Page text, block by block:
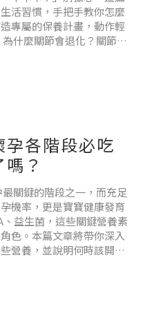
活習慣，手把手教你怎麼
專屬的保養計畫，動作輕
什麼關節會退化？關節可
始卡卡的，走路會痛，上
，都是關節開始退化的警
各階段必吃
？
關鍵的階段之一，而充足
機率，更是寶寶健康發育
益生菌，這些關鍵營養素
色。本篇文章將帶你深入
營養，並說明何時該開始
新生命的旅程中，營養補
孕階段想提升受孕率，還